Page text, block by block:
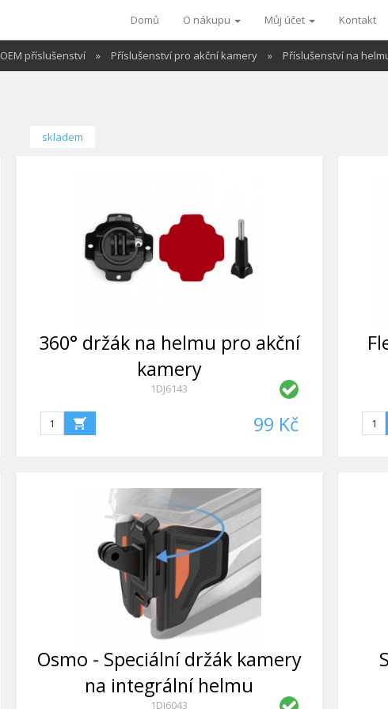
Domů O nákupu Můj účet Kontakt
OEM příslušenství » Příslušenství pro akční kamery » Příslušenství na
skladem
360° držák na helmu pro akční
kamery
1DJ6143
99 Kč
Osmo - Speciální držák kamery
na integrální helmu
1DJ6043